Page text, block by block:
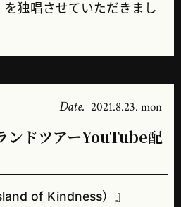
を独唱させていただきまし
Date. 2021.8.23. mon
ンドツアーYouTube配
of Kindness）』